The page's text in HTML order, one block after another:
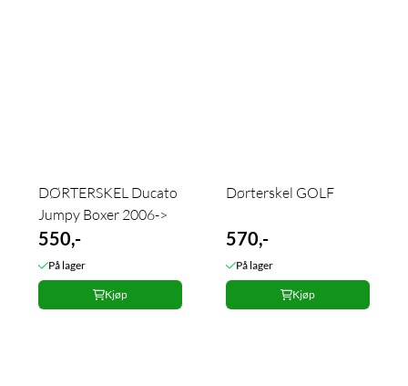
DØRTERSKEL Ducato
Jumpy Boxer 2006->
550,-
På lager
Kjøp
Dørterskel GOLF
570,-
På lager
Kjøp